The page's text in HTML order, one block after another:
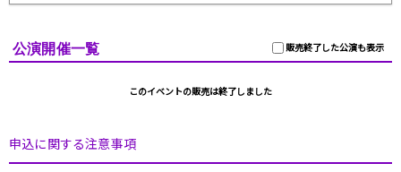
販売終了した公演も表示
公演開催一覧
このイベントの販売は終了しました
申込に関する注意事項